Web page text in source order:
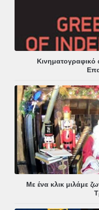
Κινηματογραφικό
Με ένα κλικ μιλάμε